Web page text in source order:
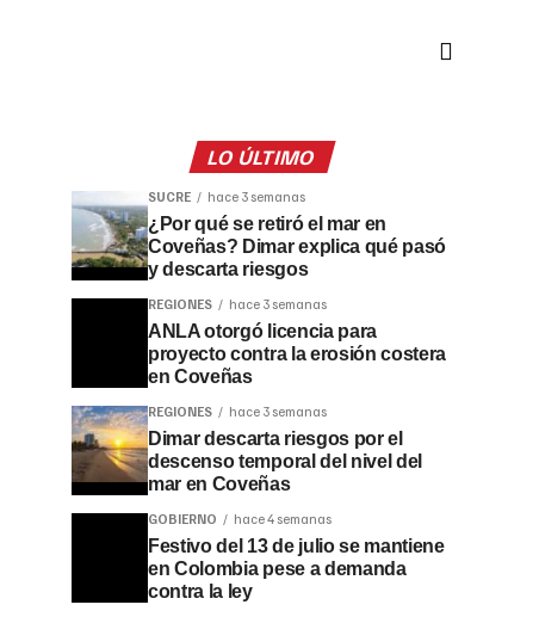
LO ÚLTIMO
SUCRE hace 3 semanas
¿Por qué se retiró el mar en
Coveñas? Dimar explica qué pasó
y descarta riesgos
REGIONES hace 3 semanas
ANLA otorgó licencia para
proyecto contra la erosión costera
en Coveñas
REGIONES hace 3 semanas
Dimar descarta riesgos por el
descenso temporal del nivel del
mar en Coveñas
GOBIERNO hace 4 semanas
Festivo del 13 de julio se mantiene
en Colombia pese a demanda
contra la ley